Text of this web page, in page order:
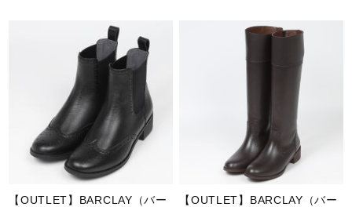
【OUTLET】BARCLAY（バー
【OUTLET】BARCLAY（バー